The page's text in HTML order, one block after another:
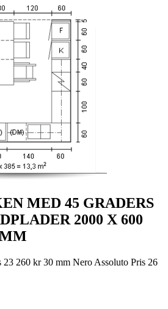
MED 45 GRADERS
2000 X 600
23 260 kr 30 mm Nero Assoluto Pris 26